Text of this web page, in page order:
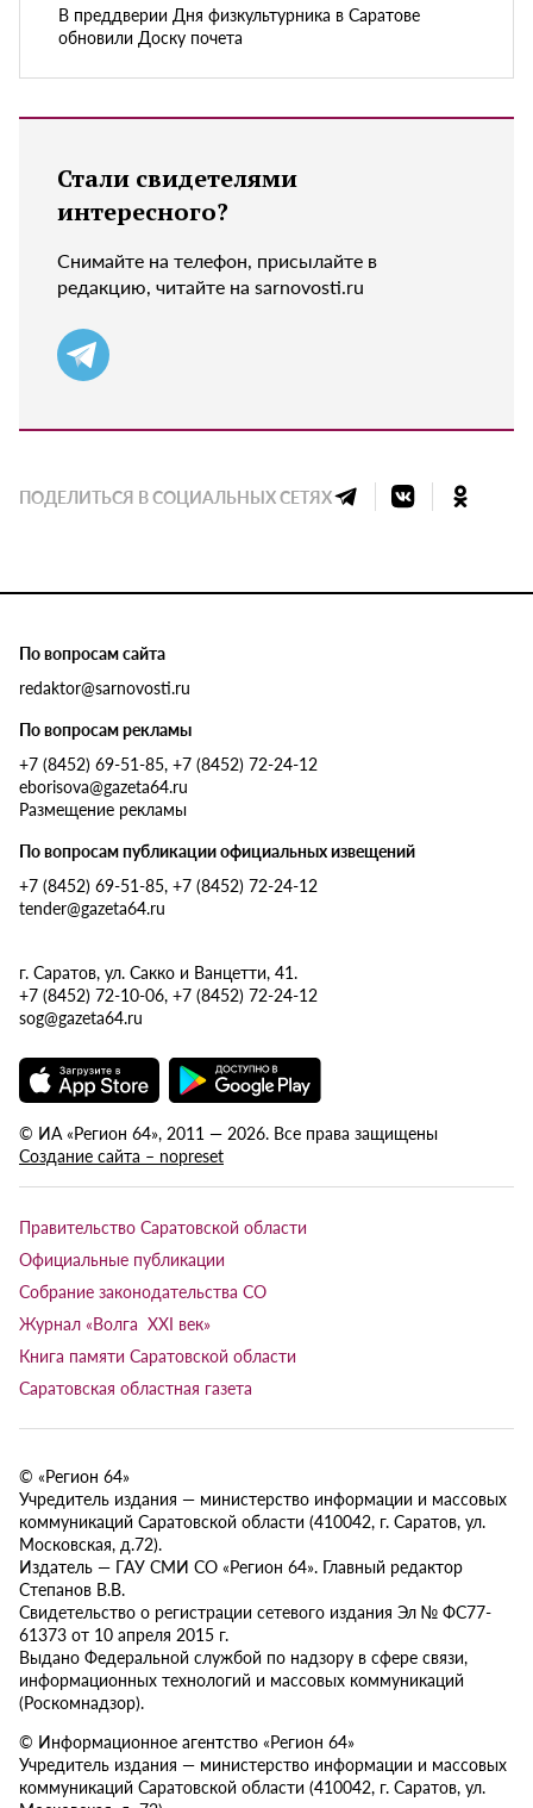
В преддверии Дня физкультурника в Саратове
обновили Доску почета
Стали свидетелями
интересного?
Снимайте на телефон, присылайте в
редакцию, читайте на sarnovosti.ru
ПОДЕЛИТЬСЯ В СОЦИАЛЬНЫХ СЕТЯХ
По вопросам сайта
redaktor@sarnovosti.ru
По вопросам рекламы
+7 (8452) 69-51-85, +7 (8452) 72-24-12
eborisova@gazeta64.ru
Размещение рекламы
По вопросам публикации официальных извещений
+7 (8452) 69-51-85, +7 (8452) 72-24-12
tender@gazeta64.ru
г. Саратов, ул. Сакко и Ванцетти, 41.
+7 (8452) 72-10-06, +7 (8452) 72-24-12
sog@gazeta64.ru
© ИА «Регион 64», 2011 — 2026. Все права защищены
Создание сайта – nopreset
Правительство Саратовской области
Официальные публикации
Собрание законодательства СО
Журнал «Волга XXI век»
Книга памяти Саратовской области
Саратовская областная газета
© «Регион 64»
Учредитель издания — министерство информации и массовых
коммуникаций Саратовской области (410042, г. Саратов, ул.
Московская, д.72).
Издатель — ГАУ СМИ СО «Регион 64». Главный редактор
Степанов В.В.
Свидетельство о регистрации сетевого издания Эл № ФС77-
61373 от 10 апреля 2015 г.
Выдано Федеральной службой по надзору в сфере связи,
информационных технологий и массовых коммуникаций
(Роскомнадзор).
© Информационное агентство «Регион 64»
Учредитель издания — министерство информации и массовых
коммуникаций Саратовской области (410042, г. Саратов, ул.